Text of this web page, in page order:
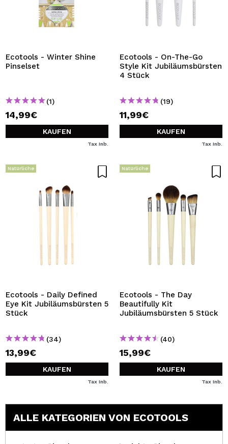
Ecotools - Winter Shine
Pinselset
(1)
14,99€
KAUFEN
Tax Inb.
Ecotools - On-The-Go
Style Kit Jubiläumsbürsten
4 Stück
(19)
11,99€
KAUFEN
Tax Inb.
Natürliche
Ecotools - Daily Defined
Eye Kit Jubiläumsbürsten 5
Stück
(34)
13,99€
KAUFEN
Tax Inb.
Natürliche
Ecotools - The Day
Beautifully Kit
Jubiläumsbürsten 5 Stück
(40)
15,99€
KAUFEN
Tax Inb.
ALLE KATEGORIEN VON ECOTOOLS